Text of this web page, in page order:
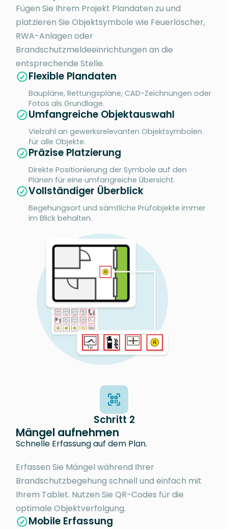
Fügen Sie Ihrem Projekt Plandaten zu und
platzieren Sie Objektsymbole wie Feuerlöscher,
RWA-Anlagen oder
Brandschutzmeldeeinrichtungen an die
entsprechende Stelle.
Flexible Plandaten
Baupläne, Rettungspläne, CAD-Zeichnungen oder
Fotos als Grundlage.
Umfangreiche Objektauswahl
Vielzahl an gewerksrelevanten Objektsymbolen
für alle Objekte.
Präzise Platzierung
Direkte Positionierung der Symbole auf den
Plänen für eine umfangreiche Übersicht.
Vollständiger Überblick
Begehungsort und sämtliche Prüfobjekte immer
im Blick behalten.
Schritt 2
Mängel aufnehmen
Schnelle Erfassung auf dem Plan.
Erfassen Sie Mängel während Ihrer
Brandschutzbegehung schnell und einfach mit
Ihrem Tablet. Nutzen Sie QR-Codes für die
optimale Objektverfolgung.
Mobile Erfassung